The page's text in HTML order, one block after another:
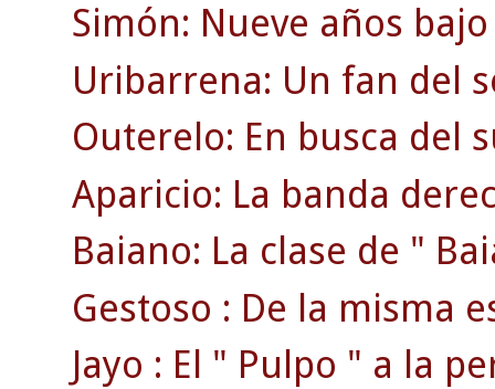
Simón: Nueve años
Uribarrena: Un fan del
Outerelo: En busca del
Aparicio: La banda
Baiano: La clase de "
Gestoso : De la misma
Jayo : El " Pulpo " a la